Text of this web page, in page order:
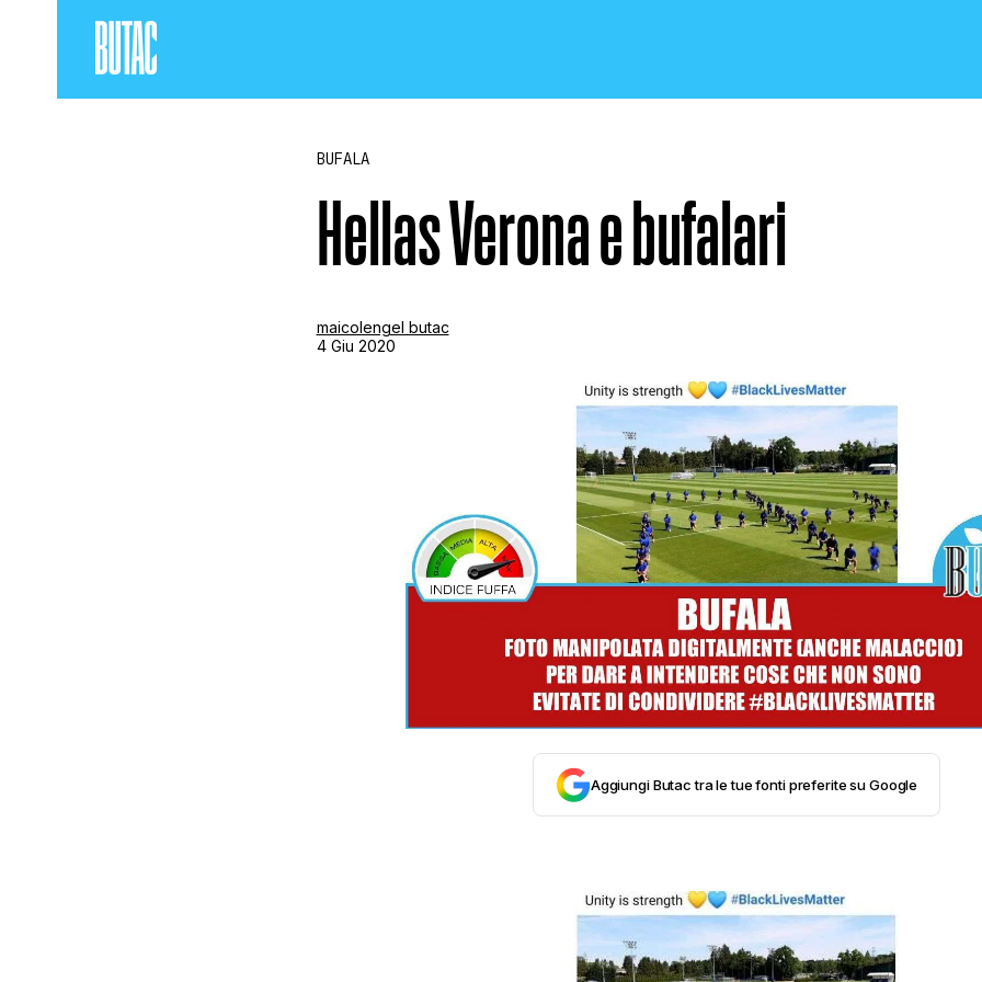
SALUTE E MEDICINA
STORIA E CITAZIONI
INTRATTENIMENTO
COMPLOTTI, LEGGENDE URBANE ED
EDITORIALI
CLIMA ED ENERGIA
BUFALA
Hellas Verona e bufalari
maicolengel butac
4 Giu 2020
Aggiungi Butac tra le tue fonti preferite su Google